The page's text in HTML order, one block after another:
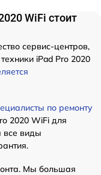
WiFi стоит
сервис-центров,
iPad Pro 2020
по ремонту
2020 WiFi для
все виды
Мы большая